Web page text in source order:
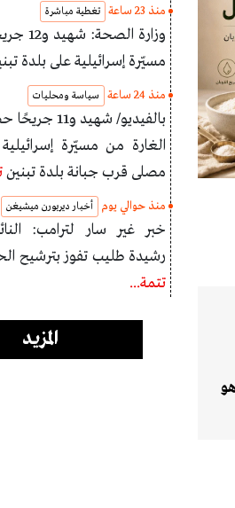
منذ 23 ساعة تغطية مباشرة
وزارة
مسيّرة إسرائيلية على بلدة
منذ 24 ساعة سياسة ومحليات
بالفيديو/
الغارة من مسيّرة
مصلى قرب جبانة بلدة تبنين
منذ حوالي يوم أخبار ديربورن ميشيغن
خبر غير سار لترامب:
رشيدة طليب تفوز بترشيح
تتمة...
المزيد